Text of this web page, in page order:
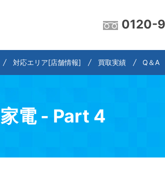
0120-
対応エリア[店舗情報] 買取実績 Q＆A
家電 - Part 4